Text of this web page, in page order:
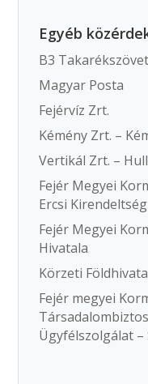
Egyéb
B3
Magyar Posta
Fejérvíz Zrt.
Kémény Zrt. –
Vertikál Zrt. –
Fejér Megyei
Ercsi Kirendeltség
Fejér Megyei
Hivatala
Körzeti
Fejér megyei
Ügyfélszolgálat